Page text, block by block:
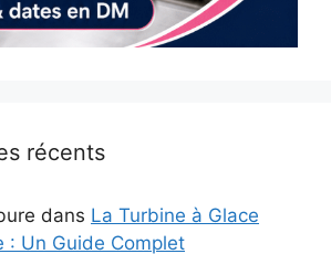
récents
dans La Turbine à Glace
: Un Guide Complet